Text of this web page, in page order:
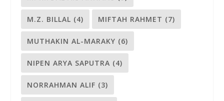
M.Z. BILLAL (4) MIFTAH RAHMET (7)
MUTHAKIN AL-MARAKY (6)
NIPEN ARYA SAPUTRA (4)
NORRAHMAN ALIF (3)